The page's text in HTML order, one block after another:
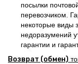
посылки
перевозчиком.
некоторые виды
недоразумений
гарантии и
Возврат (обмен)